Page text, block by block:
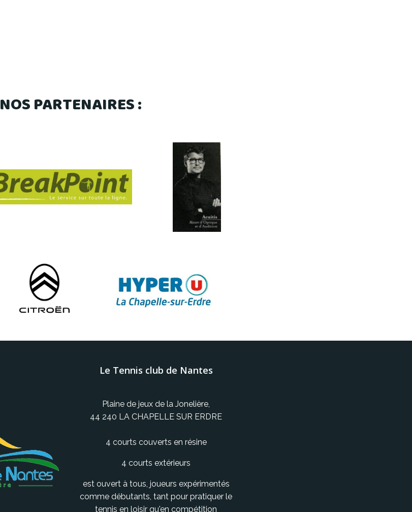
NOS PARTENAIRES :
Le Tennis club de Nantes
Plaine de jeux de la Jonelière,
44 240 LA CHAPELLE SUR ERDRE
4 courts couverts en résine
4 courts extérieurs
est ouvert à tous, joueurs expérimentés
comme débutants, tant pour pratiquer le
tennis en loisir qu'en compétition